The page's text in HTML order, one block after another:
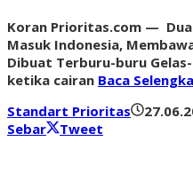
Koran Prioritas.com —
Masuk Indonesia,
Dibuat Terburu-buru
ketika cairan Baca
Standart Prioritas
Sebar
Tweet